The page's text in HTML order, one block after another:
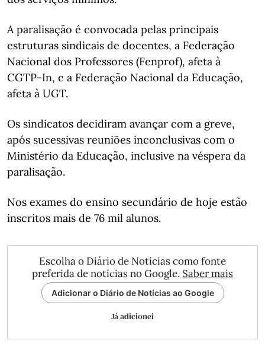
A paralisação é convocada pelas principais
estruturas sindicais de docentes, a Federação
Nacional dos Professores (Fenprof), afeta à
CGTP-In, e a Federação Nacional da Educação,
afeta à UGT.
Os sindicatos decidiram avançar com a greve,
após sucessivas reuniões inconclusivas com o
Ministério da Educação, inclusive na véspera da
paralisação.
Nos exames do ensino secundário de hoje estão
inscritos mais de 76 mil alunos.
Escolha o Diário de Notícias como fonte
preferida de notícias no Google. Saber mais
Adicionar o Diário de Notícias ao Google
Já adicionei